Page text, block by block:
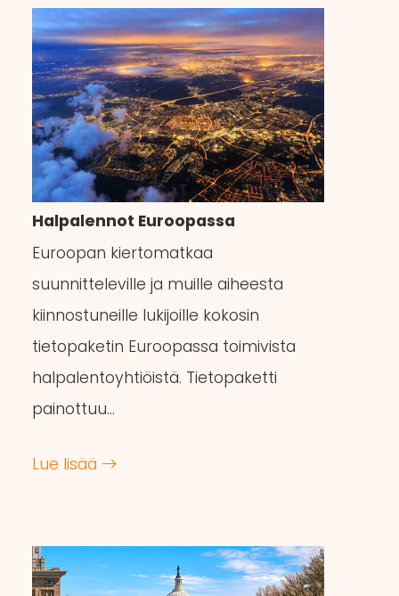
Halpalennot Euroopassa
Euroopan kiertomatkaa
suunnitteleville ja muille aiheesta
kiinnostuneille lukijoille kokosin
tietopaketin Euroopassa toimivista
halpalentoyhtiöistä. Tietopaketti
painottuu…
Lue lisää